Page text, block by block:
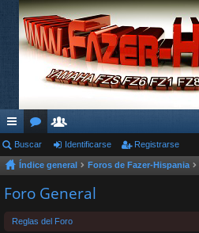
nl
ac
es
rá
or
os
su
ari
os
Buscar Identificarse Registrarse
Índice general Foros de Fazer-Hispania
Foro General
Reglas del Foro